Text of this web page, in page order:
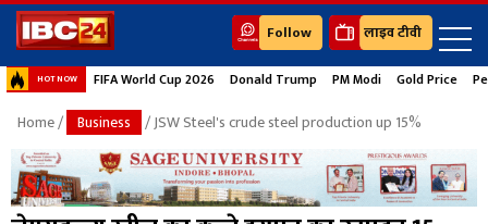
Follow लाइव टीवी
HOT NOW FIFA World Cup 2026 Donald Trump PM Modi Gold Price
Home/ Business / JSW Steel's crude steel production up 15%